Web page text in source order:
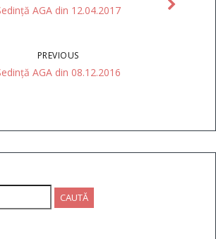
AGA din 12.04.2017
PREVIOUS
AGA din 08.12.2016